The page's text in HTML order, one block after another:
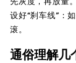
设好“刹车线”：
滚。
通俗理解几